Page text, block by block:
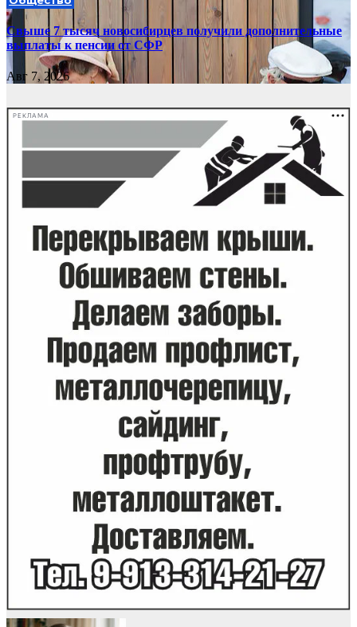
Свыше 7 тысяч новосибирцев получили дополнительные
выплаты к пенсии от СФР
Авг 7, 2026
РЕКЛАМА